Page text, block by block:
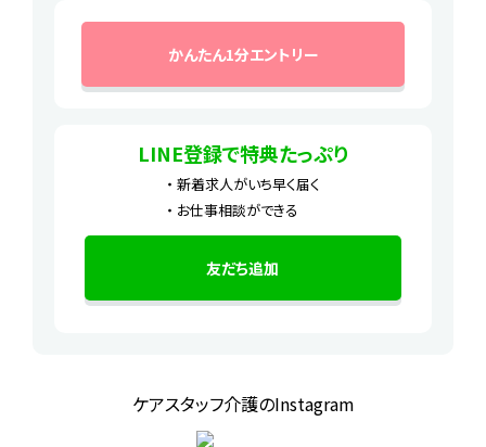
かんたん1分エントリー
LINE登録で特典たっぷり
新着求人がいち早く届く
お仕事相談ができる
友だち追加
ケアスタッフ介護のInstagram